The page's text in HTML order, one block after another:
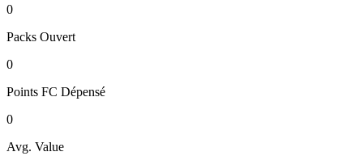
0
Packs Ouvert
0
Points FC Dépensé
0
Avg. Value